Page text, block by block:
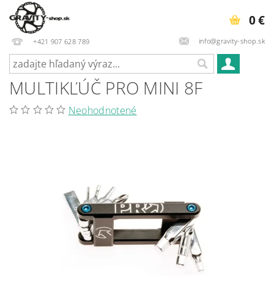
+421 907 628 789 info@gravity-shop.sk
0 €
MULTIKĽÚČ PRO MINI 8F
Neohodnotené